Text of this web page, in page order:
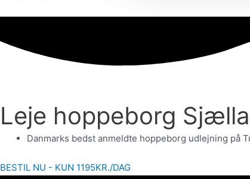
Leje hoppeborg
Danmarks bedst anmeldte hoppeborg udlejning på
BESTIL NU - KUN 1195KR./DAG